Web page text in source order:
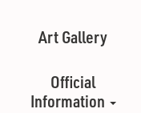
Art Gallery
Official
Information